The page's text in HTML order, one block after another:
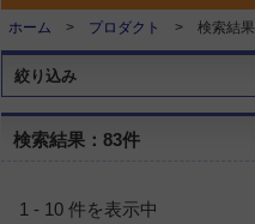
ホーム プロダクト 検索結果
絞り込み
検索結果：83件
1 - 10 件を表示中